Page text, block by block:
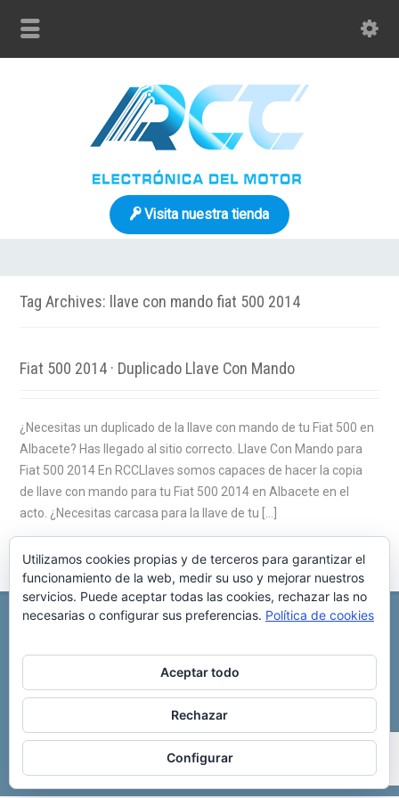
Visita nuestra tienda
Tag Archives: llave con mando fiat 500 2014
Fiat 500 2014 · Duplicado Llave Con Mando
¿Necesitas un duplicado de la llave con mando de tu Fiat 500 en
Albacete? Has llegado al sitio correcto. Llave Con Mando para
Fiat 500 2014 En RCCLlaves somos capaces de hacer la copia
de llave con mando para tu Fiat 500 2014 en Albacete en el
acto. ¿Necesitas carcasa para la llave de tu […]
REPARACIÓN CENTRALITA DE COCHE
C/ Virgen del pilar, 6 ,
696 340 889
info@rccllaves.com
Copyright © 2025 Reparación Centralita De Coche
Utilizamos cookies propias y de terceros para garantizar el
funcionamiento de la web, medir su uso y mejorar nuestros
servicios. Puede aceptar todas las cookies, rechazar las no
necesarias o configurar sus preferencias. Política de cookies
Aceptar todo
Rechazar
Configurar